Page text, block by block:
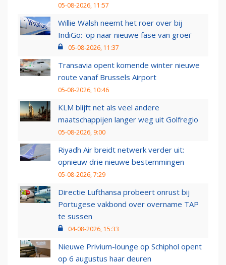
05-08-2026, 11:57
Willie Walsh neemt het roer over bij
IndiGo: 'op naar nieuwe fase van groei'
05-08-2026, 11:37
Transavia opent komende winter nieuwe
route vanaf Brussels Airport
05-08-2026, 10:46
KLM blijft net als veel andere
maatschappijen langer weg uit Golfregio
05-08-2026, 9:00
Riyadh Air breidt netwerk verder uit:
opnieuw drie nieuwe bestemmingen
05-08-2026, 7:29
Directie Lufthansa probeert onrust bij
Portugese vakbond over overname TAP
te sussen
04-08-2026, 15:33
Nieuwe Privium-lounge op Schiphol opent
op 6 augustus haar deuren